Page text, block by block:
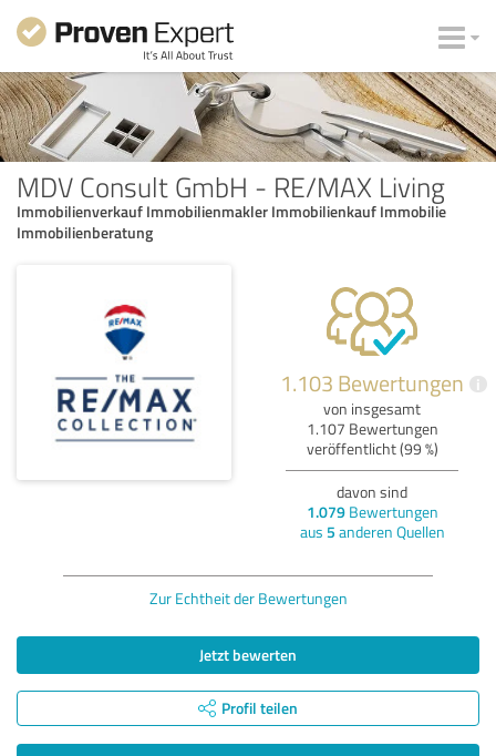
MDV Consult GmbH - RE/MAX Living
Immobilienverkauf Immobilienmakler Immobilienkauf Immobilie
Immobilienberatung
1.103 Bewertungen i
von insgesamt
1.107 Bewertungen
veröffentlicht (99 %)
davon sind
1.079Bewertungen
aus 5 anderen Quellen
Zur Echtheit der Bewertungen
Jetzt bewerten
Profil teilen